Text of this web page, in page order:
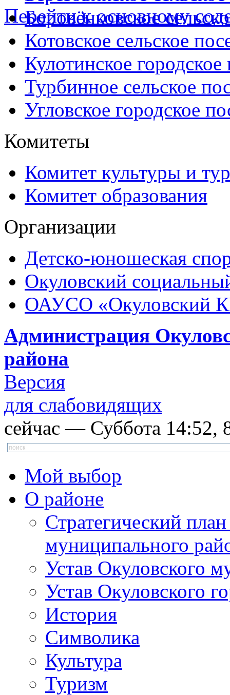
Перейти к основному
Боровёнковское
Котовское сельское
Кулотинское городское
Турбинное сельское
Угловское городское
Комитеты
Комитет культуры и
Комитет образования
Организации
Детско-юношеская
Окуловский
ОАУСО «Окуловский
Администрация
района
Версия
для слабовидящих
сейчас — Суббота 14:52,
Мой выбор
О районе
Стратегический
муниципального
Устав Окуловского
Устав Окуловского
История
Символика
Культура
Туризм